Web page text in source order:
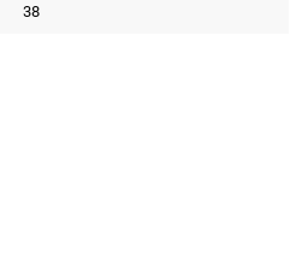
38